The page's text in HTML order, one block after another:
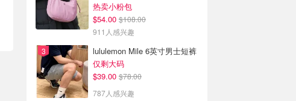
热卖小粉包
$54.00 $108.00
911人感兴趣
lululemon Mile 6英寸男士短裤
仅剩大码
$39.00 $78.00
787人感兴趣